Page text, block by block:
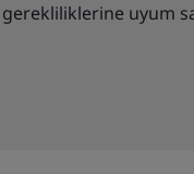
uyum